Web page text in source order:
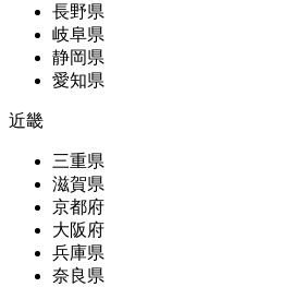
長野県
岐阜県
静岡県
愛知県
近畿
三重県
滋賀県
京都府
大阪府
兵庫県
奈良県